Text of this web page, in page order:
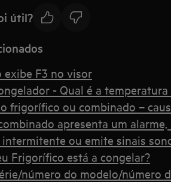
útil?
exibe F3 no visor
- Qual é a temperatura
frigorífico ou combinado –
apresenta um
ou emite sinais
Frigorífico está a congelar?
número do modelo/número